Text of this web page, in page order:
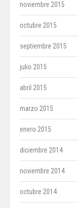
noviembre 2015
octubre 2015
septiembre 2015
julio 2015
abril 2015
marzo 2015
enero 2015
diciembre 2014
noviembre 2014
octubre 2014